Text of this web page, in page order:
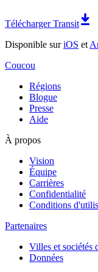
Télécharger Transit
Disponible suriOS et
Coucou
Régions
Blogue
Presse
Aide
À propos
Vision
Équipe
Carrières
Confidentialité
Conditions
Partenaires
Villes et sociétés
Données